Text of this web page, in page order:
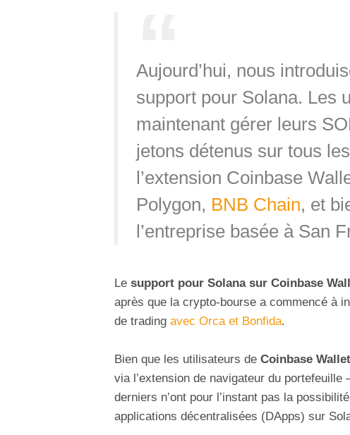
Aujourd’hui, nous
support pour Solana. Les
maintenant gérer leurs
jetons détenus sur tous
l’extension Coinbase
Polygon, BNB Chain, et
l’entreprise basée à San
Le support pour Solana sur Coinbase
après que la crypto-bourse a commencé à
de trading avec Orca et Bonfida.
Bien que les utilisateurs de Coinbase Wallet
via l’extension de navigateur du portefeuille
derniers n’ont pour l’instant pas la
applications décentralisées (DApps) sur